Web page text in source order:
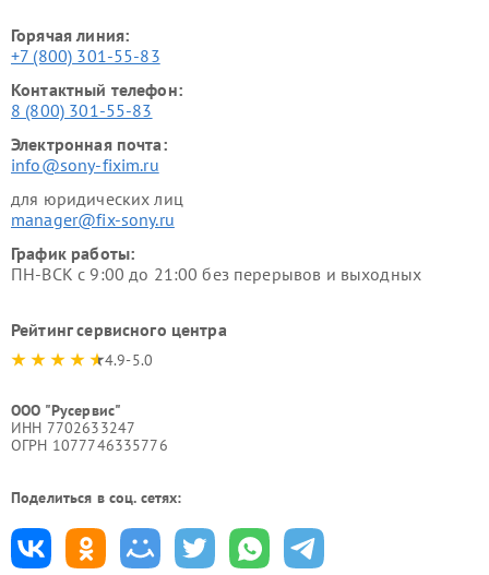
Горячая линия:
+7 (800) 301-55-83
Контактный телефон:
8 (800) 301-55-83
Электронная почта:
info@sony-fixim.ru
для юридических лиц
manager@fix-sony.ru
График работы:
ПН-ВСК с 9:00 до 21:00 без перерывов и выходных
Рейтинг сервисного центра
4.9-5.0
ООО "Русервис"
ИНН 7702633247
ОГРН 1077746335776
Поделиться в соц. сетях: